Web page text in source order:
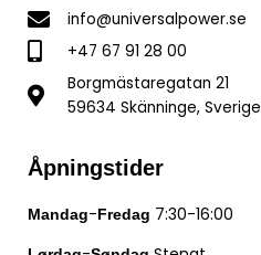
info@universalpower.se
+47 67 91 28 00
Borgmästaregatan 21
59634 Skänninge, Sverige
Åpningstider
Mandag-Fredag 7:30-16:00